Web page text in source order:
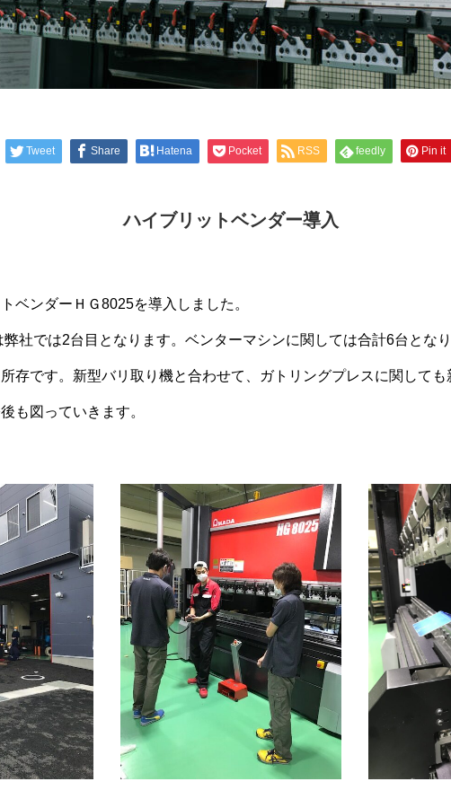
Tweet Share Hatena Pocket RSS feedly Pin it
ハイブリットベンダー導入
ベンダーＨＧ8025を導入しました。
社では2台目となります。ベンターマシンに関しては合計6台とな
存です。新型バリ取り機と合わせて、ガトリングプレスに関しても
も図っていきます。